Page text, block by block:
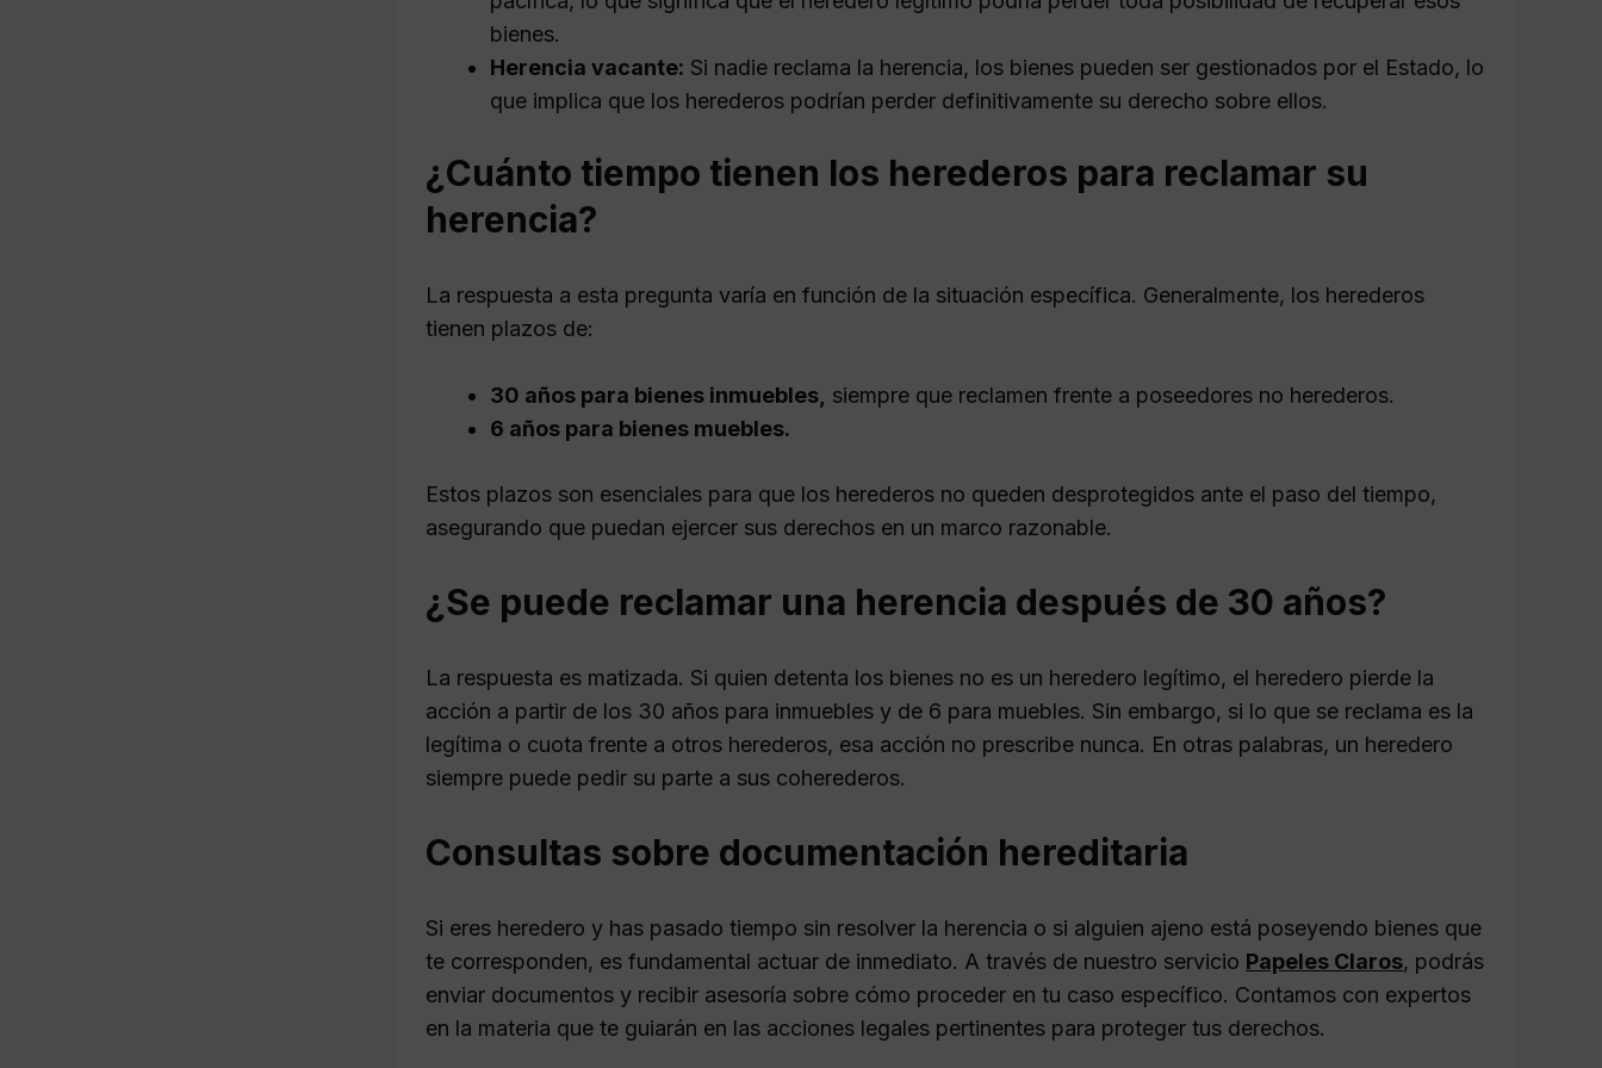
bienes.
Herencia vacante: Si nadie reclama la herencia, los bienes pueden ser gestionados por el Estado, lo
que implica que los herederos podrían perder definitivamente su derecho sobre ellos.
¿Cuánto tiempo tienen los herederos para reclamar su
herencia?
La respuesta a esta pregunta varía en función de la situación específica. Generalmente, los herederos
tienen plazos de:
30 años para bienes inmuebles, siempre que reclamen frente a poseedores no herederos.
6 años para bienes muebles.
Estos plazos son esenciales para que los herederos no queden desprotegidos ante el paso del tiempo,
asegurando que puedan ejercer sus derechos en un marco razonable.
¿Se puede reclamar una herencia después de 30 años?
La respuesta es matizada. Si quien detenta los bienes no es un heredero legítimo, el heredero pierde la
acción a partir de los 30 años para inmuebles y de 6 para muebles. Sin embargo, si lo que se reclama es la
legítima o cuota frente a otros herederos, esa acción no prescribe nunca. En otras palabras, un heredero
siempre puede pedir su parte a sus coherederos.
Consultas sobre documentación hereditaria
Si eres heredero y has pasado tiempo sin resolver la herencia o si alguien ajeno está poseyendo bienes que
te corresponden, es fundamental actuar de inmediato. A través de nuestro servicio Papeles Claros, podrás
enviar documentos y recibir asesoría sobre cómo proceder en tu caso específico. Contamos con expertos
en la materia que te guiarán en las acciones legales pertinentes para proteger tus derechos.